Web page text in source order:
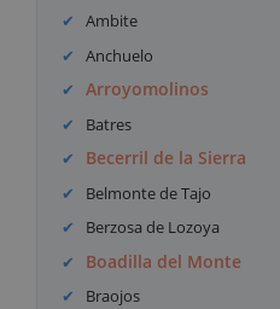
Ambite
Anchuelo
Arroyomolinos
Batres
Becerril de la Sierra
Belmonte de Tajo
Berzosa de Lozoya
Boadilla del Monte
Braojos